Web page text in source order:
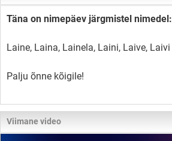
Täna on nimepäev järgmistel nimedel:
Laine, Laina, Lainela, Laini, Laive, Laivi
Palju õnne kõigile!
Viimane video